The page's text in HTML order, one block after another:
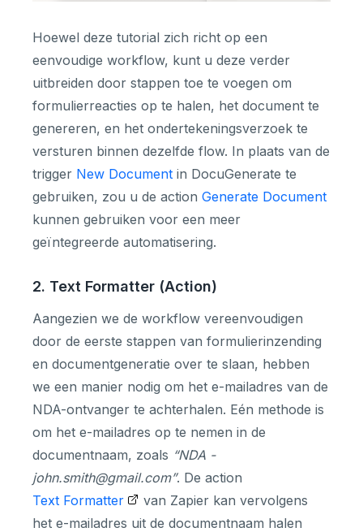
Hoewel deze tutorial zich richt op een
eenvoudige workflow, kunt u deze verder
uitbreiden door stappen toe te voegen om
formulierreacties op te halen, het document te
genereren, en het ondertekeningsverzoek te
versturen binnen dezelfde flow. In plaats van de
trigger New Document in DocuGenerate te
gebruiken, zou u de action Generate Document
kunnen gebruiken voor een meer
geïntegreerde automatisering.
2. Text Formatter (Action)
Aangezien we de workflow vereenvoudigen
door de eerste stappen van formulierinzending
en documentgeneratie over te slaan, hebben
we een manier nodig om het e-mailadres van de
NDA-ontvanger te achterhalen. Eén methode is
om het e-mailadres op te nemen in de
documentnaam, zoals “NDA -
john.smith@gmail.com”. De action
Text Formatter
van Zapier kan vervolgens
het e-mailadres uit de documentnaam halen